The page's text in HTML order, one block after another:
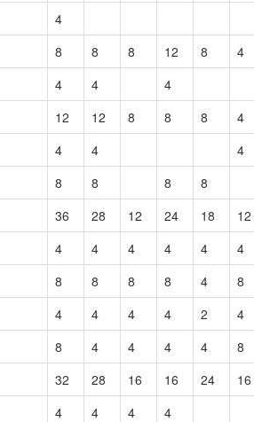
4
8 8 8 12 8
4
4 4
4
12 12 8 8 8
4
4 4
4
8 8 8
8
36 28 12 24 18
12
4 4 4 4 4
4
8 8 8 8 4
8
4 4 4 4 2
4
8 4 4 4 4
8
32 28 16 16 24
16
4 4 4 4